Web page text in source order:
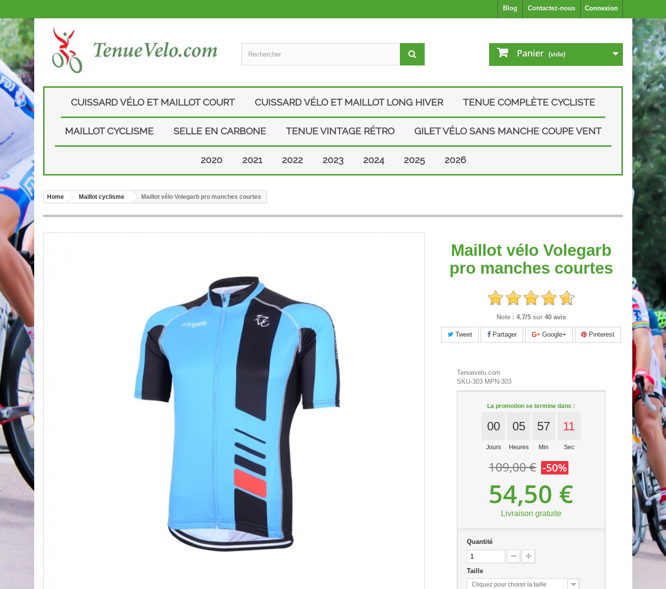
Connexion
Contactez-nous
Blog
Panier (vide)
CUISSARD VÉLO ET MAILLOT COURT CUISSARD VÉLO ET MAILLOT LONG HIVER TENUE COMPLÈTE CYCLISTE
MAILLOT CYCLISME SELLE EN CARBONE TENUE VINTAGE RÉTRO GILET VÉLO SANS MANCHE COUPE VENT
2020 2021 2022 2023 2024 2025 2026
Home Maillot cyclisme Maillot vélo Volegarb pro manches courtes
Maillot vélo Volegarb
pro manches courtes
Note : 4.7/5 sur 40 avis
Tweet Partager Google+ Pinterest
Tenuevelo.com
SKU-303 MPN-303
La promotion se termine dans :
00
Jours
05
Heures
57
Min
10
Sec
109,00 € -50%
54,50 €
Livraison gratuite
Quantité
Taille
Cliquez pour choisir la taille